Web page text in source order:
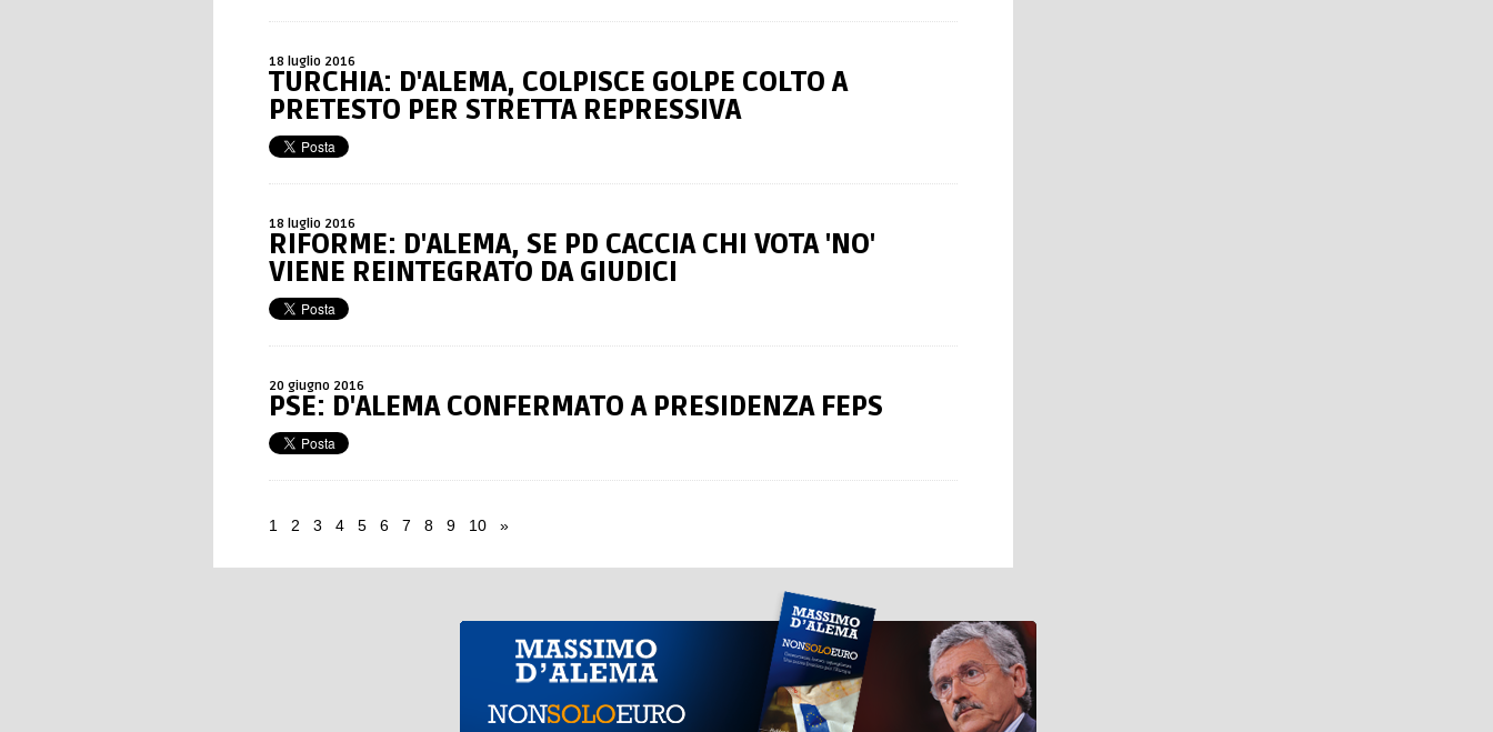
18 luglio 2016
TURCHIA: D'ALEMA, COLPISCE GOLPE COLTO A
PRETESTO PER STRETTA REPRESSIVA
18 luglio 2016
RIFORME: D'ALEMA, SE PD CACCIA CHI VOTA 'NO'
VIENE REINTEGRATO DA GIUDICI
20 giugno 2016
PSE: D'ALEMA CONFERMATO A PRESIDENZA FEPS
1 2 3 4 5 6 7 8 9 10 »